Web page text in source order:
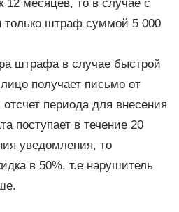
месяцев, то в случае с
только штраф суммой 5 000
штрафа в случае быстрой
получает письмо от
периода для внесения
поступает в течение 20
уведомления, то
в 50%, т.е нарушитель